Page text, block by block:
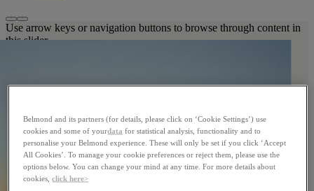
Use arrow keys or navigation buttons to browse through content in
this slider
Belmond and its partners (for details, please click on ‘Cookie Settings’) use
cookies and some of yourdata for statistical analysis, functionality and to
personalise your Belmond experience. These will only be set if you click ‘Accept
All Cookies’. To manage your cookie preferences or reject them, please use the
options below. You can change your mind at any time. For more details about
cookies,click here>